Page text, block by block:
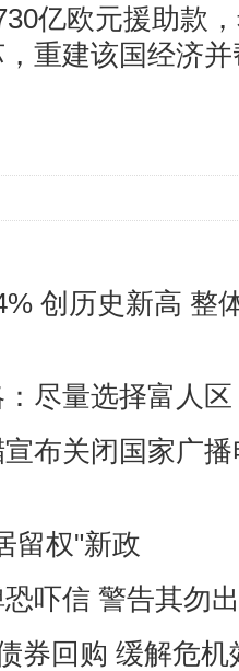
亿欧元援助款
重建该国经济
创历史新高 整
尽量选择富人
布关闭国家广
留权"新政
吓信 警告其勿
券回购 缓解危机